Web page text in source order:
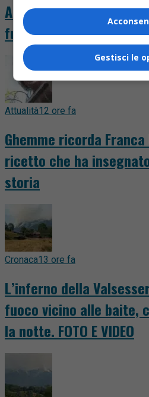
Altra notte da incubo
fuoco continua a
Attualità12 ore fa
Ghemme ricorda
ricetto che ha
storia
Cronaca13 ore fa
L’inferno della
fuoco vicino alle baite,
la notte. FOTO E VIDEO
Gestisci le